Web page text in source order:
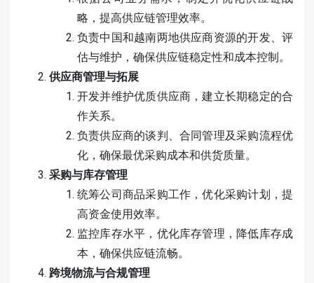
略，提高供应链管理效率。
负责中国和越南两地供应商资源的开发、评
估与维护，确保供应链稳定性和成本控制。
供应商管理与拓展
开发并维护优质供应商，建立长期稳定的合
作关系。
负责供应商的谈判、合同管理及采购流程优
化，确保最优采购成本和供货质量。
采购与库存管理
统筹公司商品采购工作，优化采购计划，提
高资金使用效率。
监控库存水平，优化库存管理，降低库存成
本，确保供应链流畅。
跨境物流与合规管理